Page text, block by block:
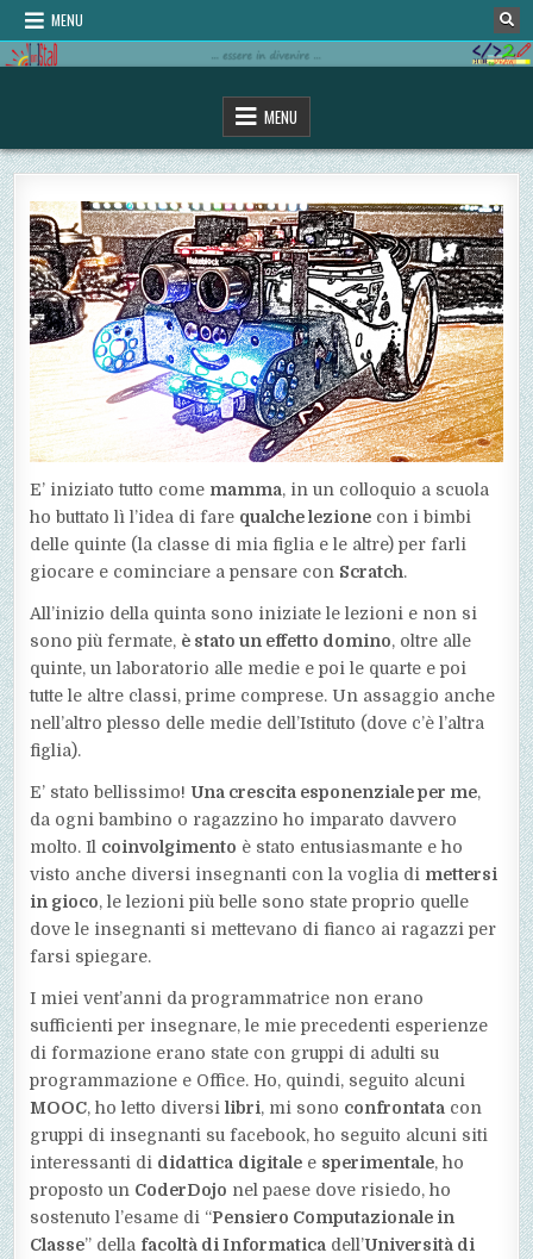
Skip
content
MENU
MENU
E’ iniziato tutto come mamma, in un colloquio a scuola
ho buttato lì l’idea di fare qualche lezione con i bimbi
delle quinte (la classe di mia figlia e le altre) per farli
giocare e cominciare a pensare con Scratch.
All’inizio della quinta sono iniziate le lezioni e non si
sono più fermate, è stato un effetto domino, oltre alle
quinte, un laboratorio alle medie e poi le quarte e poi
tutte le altre classi, prime comprese. Un assaggio anche
nell’altro plesso delle medie dell’Istituto (dove c’è l’altra
figlia).
E’ stato bellissimo!Una crescita esponenziale per me,
da ogni bambino o ragazzino ho imparato davvero
molto. Il coinvolgimento è stato entusiasmante e ho
visto anche diversi insegnanti con la voglia di mettersi
in gioco, le lezioni più belle sono state proprio quelle
dove le insegnanti si mettevano di fianco ai ragazzi per
farsi spiegare.
I miei vent’anni da programmatrice non erano
sufficienti per insegnare, le mie precedenti esperienze
di formazione erano state con gruppi di adulti su
programmazione e Office. Ho, quindi, seguito alcuni
MOOC, ho letto diversilibri, mi sono confrontata con
gruppi di insegnanti su facebook, ho seguito alcuni siti
interessanti di didattica digitale e sperimentale, ho
proposto un CoderDojo nel paese dove risiedo, ho
sostenuto l’esame di “Pensiero Computazionale in
Classe” della facoltà di Informatica dell’Università di